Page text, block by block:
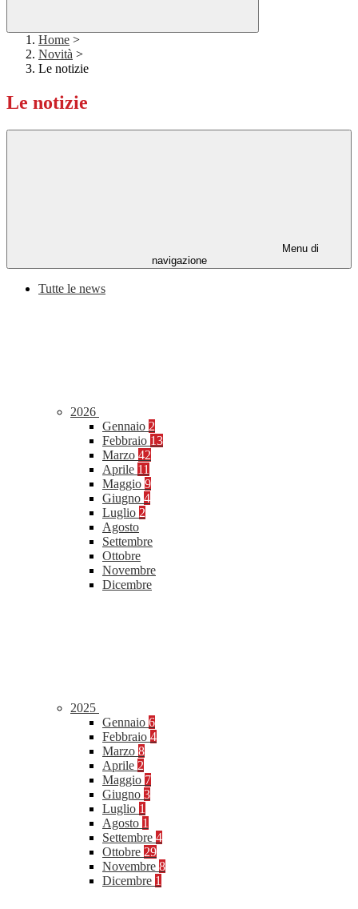
Home >
Novità >
Le notizie
Le notizie
Menu di
navigazione
Tutte le news
2026
Gennaio 2
Febbraio 13
Marzo 42
Aprile 11
Maggio 9
Giugno 4
Luglio 2
Agosto
Settembre
Ottobre
Novembre
Dicembre
2025
Gennaio 6
Febbraio 4
Marzo 8
Aprile 2
Maggio 7
Giugno 3
Luglio 1
Agosto 1
Settembre 4
Ottobre 29
Novembre 8
Dicembre 1